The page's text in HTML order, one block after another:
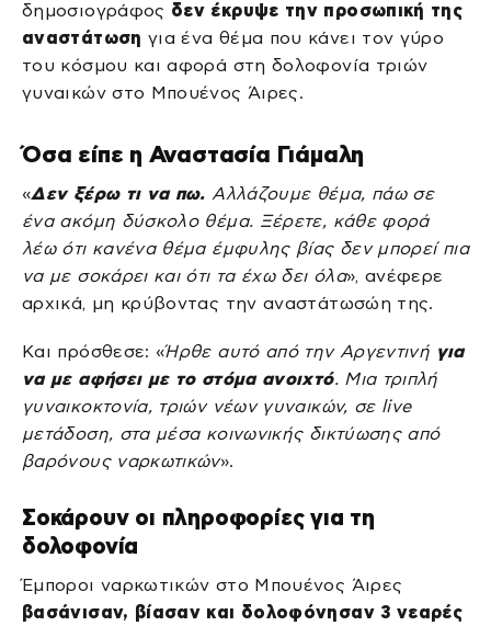
δημοσιογράφος δεν έκρυψε την προσωπική της
αναστάτωση για ένα θέμα που κάνει τον γύρο
του κόσμου και αφορά στη δολοφονία τριών
γυναικών στο Μπουένος Άιρες.
Όσα είπε η Αναστασία Γιάμαλη
«Δεν ξέρω τι να πω. Αλλάζουμε θέμα, πάω σε
ένα ακόμη δύσκολο θέμα. Ξέρετε, κάθε φορά
λέω ότι κανένα θέμα έμφυλης βίας δεν μπορεί πια
να με σοκάρει και ότι τα έχω δει όλα», ανέφερε
αρχικά, μη κρύβοντας την αναστάτωσώη της.
Και πρόσθεσε: «Ήρθε αυτό από την Αργεντινή για
να με αφήσει με το στόμα ανοιχτό. Μια τριπλή
γυναικοκτονία, τριών νέων γυναικών, σε live
μετάδοση, στα μέσα κοινωνικής δικτύωσης από
βαρόνους ναρκωτικών».
Σοκάρουν οι πληροφορίες για τη
δολοφονία
Έμποροι ναρκωτικών στο Μπουένος Άιρες
βασάνισαν, βίασαν και δολοφόνησαν 3 νεαρές